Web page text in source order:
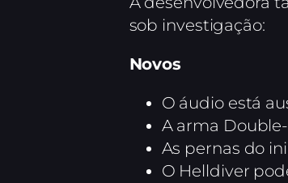
sob investigação:
Novos
O áudio está
A arma
As pernas do
O Helldiver